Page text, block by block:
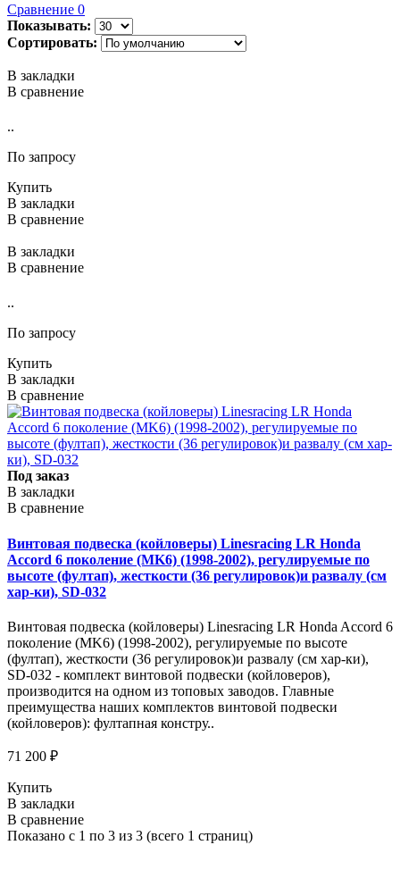
Сравнение 0
Показывать:
Сортировать:
В закладки
В сравнение
..
По запросу
Купить
В закладки
В сравнение
В закладки
В сравнение
..
По запросу
Купить
В закладки
В сравнение
Под заказ
В закладки
В сравнение
Винтовая подвеска (койловеры) Linesracing LR Honda
Accord 6 поколение (MK6) (1998-2002), регулируемые по
высоте (фултап), жесткости (36 регулировок)и развалу (см
хар-ки), SD-032
Винтовая подвеска (койловеры) Linesracing LR Honda Accord 6
поколение (MK6) (1998-2002), регулируемые по высоте
(фултап), жесткости (36 регулировок)и развалу (см хар-ки),
SD-032 - комплект винтовой подвески (койловеров),
производится на одном из топовых заводов. Главные
преимущества наших комплектов винтовой подвески
(койловеров): фултапная констру..
71 200 ₽
Купить
В закладки
В сравнение
Показано с 1 по 3 из 3 (всего 1 страниц)